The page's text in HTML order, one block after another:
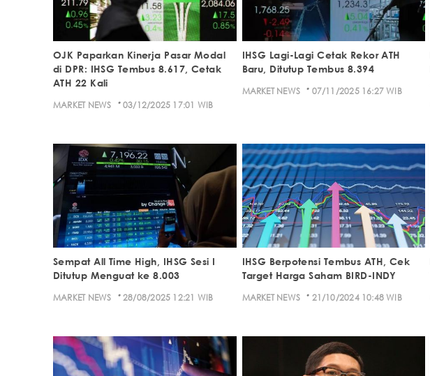
OJK Paparkan Kinerja Pasar Modal
di DPR: IHSG Tembus 8.617, Cetak
ATH 22 Kali
MARKET NEWS · 03/12/2025 17:01 WIB
IHSG Lagi-Lagi Cetak Rekor ATH
Baru, Ditutup Tembus 8.394
MARKET NEWS · 07/11/2025 16:27 WIB
Sempat All Time High, IHSG Sesi I
Ditutup Menguat ke 8.003
MARKET NEWS · 28/08/2025 12:21 WIB
IHSG Berpotensi Tembus ATH, Cek
Target Harga Saham BIRD-INDY
MARKET NEWS · 21/10/2024 10:48 WIB